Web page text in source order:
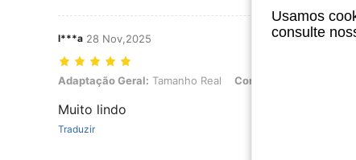
l***a 28 Nov,2025
Adaptação Geral: Tamanho Real, Cor: Branco, Tamanho: L
Adaptação Geral: Tamanho Real Cor:
Muito lindo
Traduzir
Usamos
consulte